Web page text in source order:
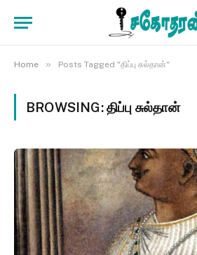
Home » Posts Tagged "திப்பு சுல்தான்"
BROWSING:திப்பு சுல்தான்